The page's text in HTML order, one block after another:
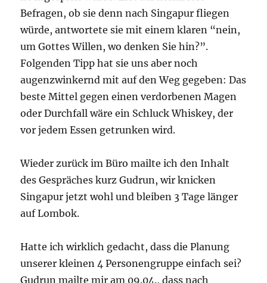
Befragen, ob sie denn nach Singapur fliegen
würde, antwortete sie mit einem klaren “nein,
um Gottes Willen, wo denken Sie hin?”.
Folgenden Tipp hat sie uns aber noch
augenzwinkernd mit auf den Weg gegeben: Das
beste Mittel gegen einen verdorbenen Magen
oder Durchfall wäre ein Schluck Whiskey, der
vor jedem Essen getrunken wird.
Wieder zurück im Büro mailte ich den Inhalt
des Gespräches kurz Gudrun, wir knicken
Singapur jetzt wohl und bleiben 3 Tage länger
auf Lombok.
Hatte ich wirklich gedacht, dass die Planung
unserer kleinen 4 Personengruppe einfach sei?
Gudrun mailte mir am 09.04., dass nach